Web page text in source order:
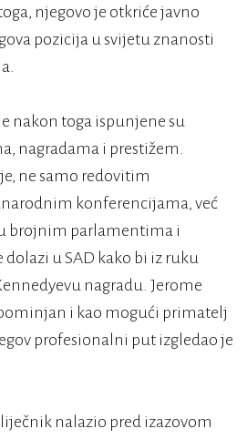
njegovo je otkriće javno
pozicija u svijetu znanosti
nakon toga ispunjene su
nagradama i prestižem.
ne samo redovitim
konferencijama, već
brojnim parlamentima i
dolazi u SAD kako bi iz ruku
nagradu. Jerome
i kao mogući primatelj
profesionalni put izgledao je
liječnik nalazio pred izazovom